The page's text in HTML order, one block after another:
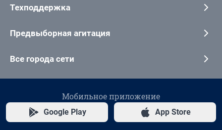
Техподдержка
Предвыборная агитация
Все города сети
Мобильное приложение
Google Play App Store